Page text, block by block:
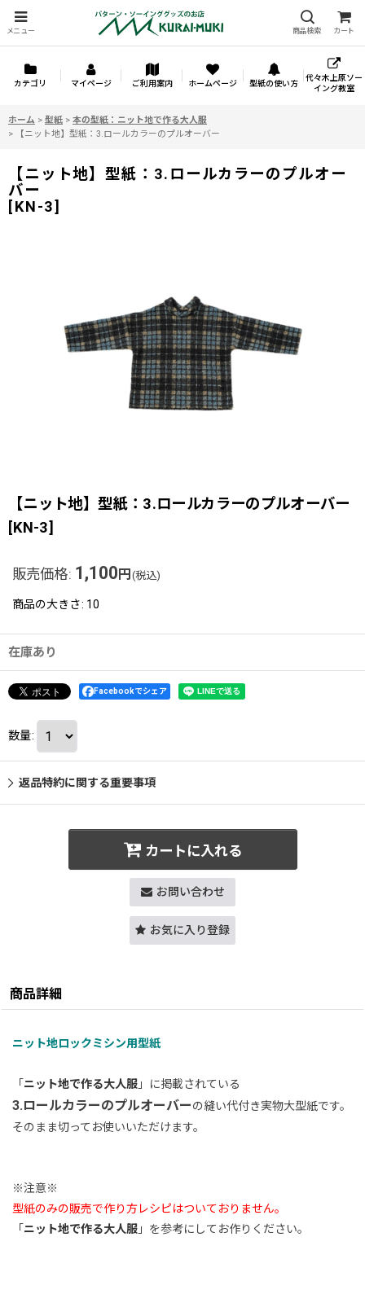
メニュー 商品検索 カート
カテゴリ マイページ ご利用案内 ホームページ 型紙の使い方
代々木上原ソー
イング教室
ホーム > 型紙 > 本の型紙：ニット地で作る大人服
>
【ニット地】型紙：3.ロールカラーのプルオーバー
【ニット地】型紙：3.ロールカラーのプルオー
バー
[KN-3]
【ニット地】型紙：3.ロールカラーのプルオーバー
[KN-3]
販売価格: 1,100 円 (税込)
商品の大きさ: 10
在庫あり
Facebookでシェア
数量:
返品特約に関する重要事項
カートに入れる
お問い合わせ
お気に入り登録
商品詳細
ニット地ロックミシン用型紙
「 ニット地で作る大人服 」に掲載されている
3.ロールカラーのプルオーバーの縫い代付き実物大型紙です。
そのまま切ってお使いいただけます。
※注意※
型紙のみの販売で作り方レシピはついておりません。
「 ニット地で作る大人服 」を参考にしてお作りください。